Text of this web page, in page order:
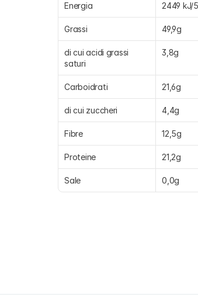
Energia 2449 kJ/
Grassi 49,9g
di cui acidi grassi
saturi
3,8g
Carboidrati 21,6g
di cui zuccheri 4,4g
Fibre 12,5g
Proteine 21,2g
Sale 0,0g